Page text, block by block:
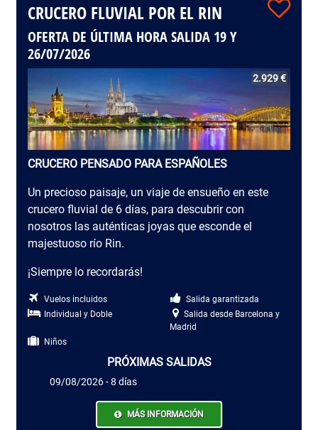
CRUCERO FLUVIAL POR EL RIN
OFERTA DE ÚLTIMA HORA SALIDA 19 Y
26/07/2026
2.929 €
CRUCERO PENSADO PARA ESPAÑOLES
Un precioso paisaje, un viaje de ensueño en este
crucero fluvial de 6 días, para descubrir con
nosotros las auténticas joyas que esconde el
majestuoso río Rin.
¡Siempre lo recordarás!
Vuelos incluidos
Salida garantizada
Individual y Doble
Salida desde Barcelona y
Madrid
Niños
PRÓXIMAS SALIDAS
09/08/2026 - 8 días
MÁS INFORMACIÓN